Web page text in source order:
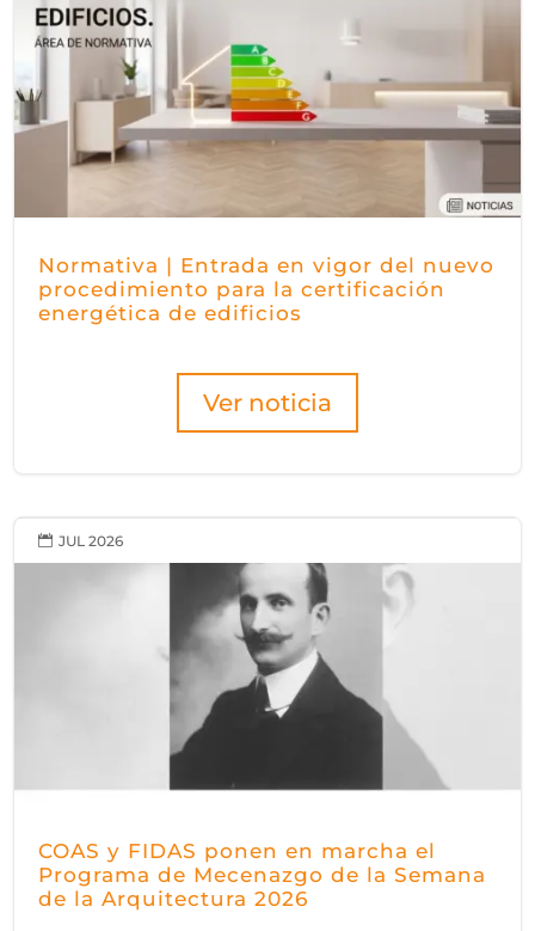
Normativa | Entrada en vigor del nuevo
procedimiento para la certificación
energética de edificios
Ver noticia
COAS y FIDAS ponen en marcha el
Programa de Mecenazgo de la Semana
de la Arquitectura 2026
 JUL 2026